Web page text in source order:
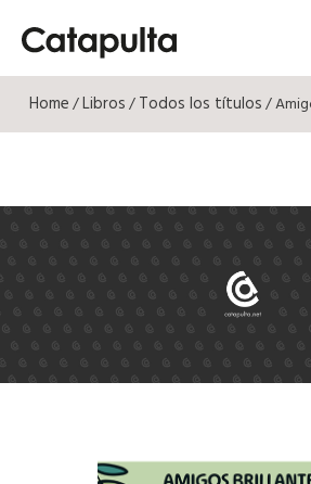
Home/Libros/Todos los títulos/